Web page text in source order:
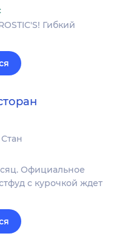
Гибкий
Официальное
с курочкой ждет